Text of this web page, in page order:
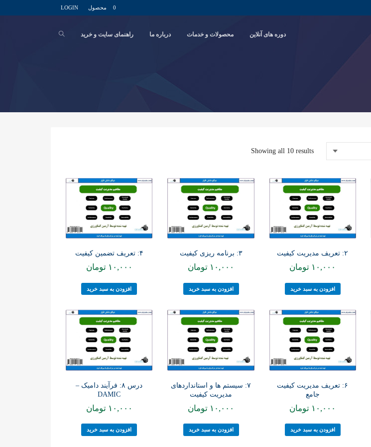
LOGIN 0 محصول
دوره های آنلاین محصولات و خدمات درباره ما راهنمای سایت و خرید
Showing all 10 results
۲: تعریف مدیریت کیفیت
۱۰,۰۰۰ تومان
افزودن به سبد خرید
۳: برنامه ریزی کیفیت
۱۰,۰۰۰ تومان
افزودن به سبد خرید
۴: تعریف تضمین کیفیت
۱۰,۰۰۰ تومان
افزودن به سبد خرید
۶: تعریف مدیریت کیفیت
جامع
۱۰,۰۰۰ تومان
افزودن به سبد خرید
۷: سیستم ها و استانداردهای
مدیریت کیفیت
۱۰,۰۰۰ تومان
افزودن به سبد خرید
درس ۸: فرآیند دامیک –
DAMIC
۱۰,۰۰۰ تومان
افزودن به سبد خرید